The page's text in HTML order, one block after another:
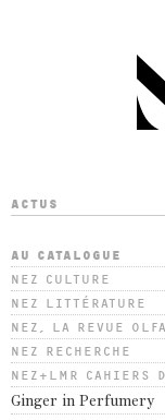
ACTUS
AU CATALOGUE
NEZ CULTURE
NEZ LITTÉRATURE
NEZ, LA REVUE
NEZ RECHERCHE
NEZ+LMR CAHIERS
Ginger in Perfumery